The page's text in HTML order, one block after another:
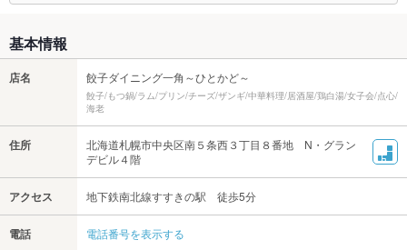
基本情報
店名 餃子ダイニング一角～ひとかど～
餃子/もつ鍋/ラム/プリン/チーズ/ザンギ/中華料理/居酒屋/鶏白湯/女子会/点心/
海老
住所
北海道札幌市中央区南５条西３丁目８番地 N・グラン
デビル４階
アクセス 地下鉄南北線すすきの駅 徒歩5分
電話 電話番号を表示する